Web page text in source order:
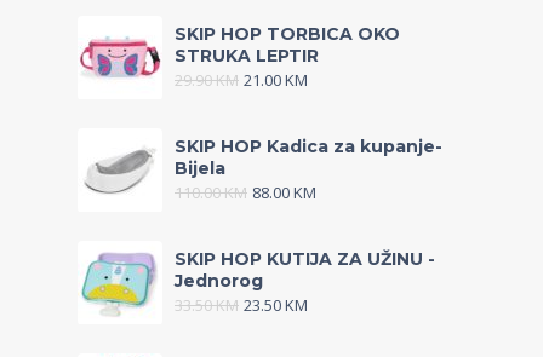
SKIP HOP TORBICA OKO
STRUKA LEPTIR
29.90KM 21.00KM
SKIP HOP Kadica za kupanje-
Bijela
110.00KM 88.00KM
SKIP HOP KUTIJA ZA UŽINU -
Jednorog
33.50KM 23.50KM